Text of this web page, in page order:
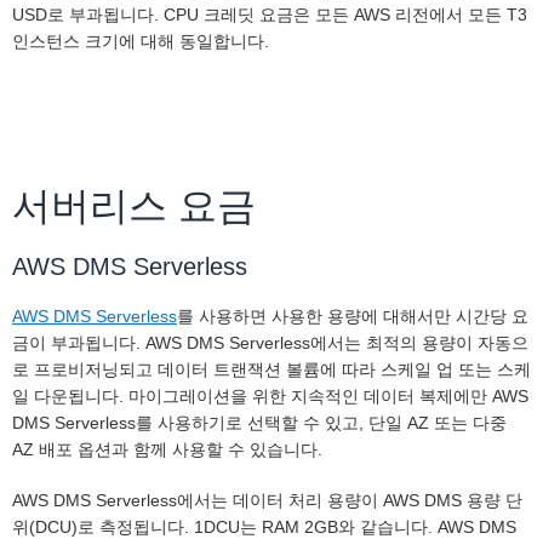
USD로 부과됩니다. CPU 크레딧 요금은 모든 AWS 리전에서 모든 T3
인스턴스 크기에 대해 동일합니다.
서버리스 요금
AWS DMS Serverless
AWS DMS Serverless를 사용하면 사용한 용량에 대해서만 시간당 요
금이 부과됩니다. AWS DMS Serverless에서는 최적의 용량이 자동으
로 프로비저닝되고 데이터 트랜잭션 볼륨에 따라 스케일 업 또는 스케
일 다운됩니다. 마이그레이션을 위한 지속적인 데이터 복제에만 AWS
DMS Serverless를 사용하기로 선택할 수 있고, 단일 AZ 또는 다중
AZ 배포 옵션과 함께 사용할 수 있습니다.
AWS DMS Serverless에서는 데이터 처리 용량이 AWS DMS 용량 단
위(DCU)로 측정됩니다. 1DCU는 RAM 2GB와 같습니다. AWS DMS